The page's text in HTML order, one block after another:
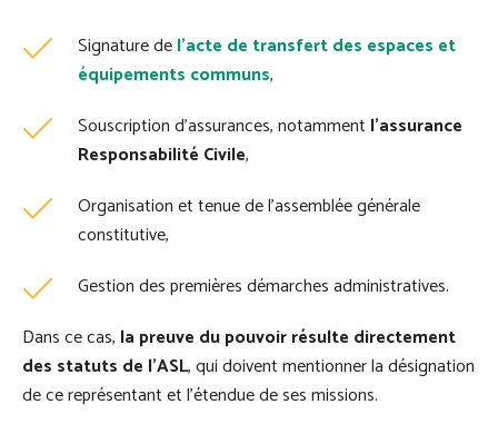
Signature del’acte de transfert des espaces et
équipements communs,
Souscription d’assurances, notamment l’assurance
Responsabilité Civile,
Organisation et tenue de l’assemblée générale
constitutive,
Gestion des premières démarches administratives.
Dans ce cas, la preuve du pouvoir résulte directement
des statuts de l’ASL, qui doivent mentionner la désignation
de ce représentant et l’étendue de ses missions.